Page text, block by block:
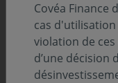
Covéa Finance
cas
violation de
d’une décision